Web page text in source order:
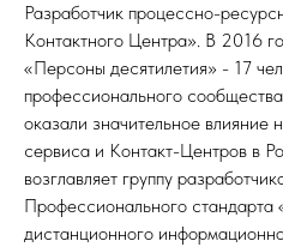
Разработчик процессно-
Контактного Центра». В 2016
«Персоны десятилетия» - 17
профессионального
оказали значительное влияние
сервиса и Контакт-Центров в
возглавляет группу
Профессионального стандарта
дистанционного